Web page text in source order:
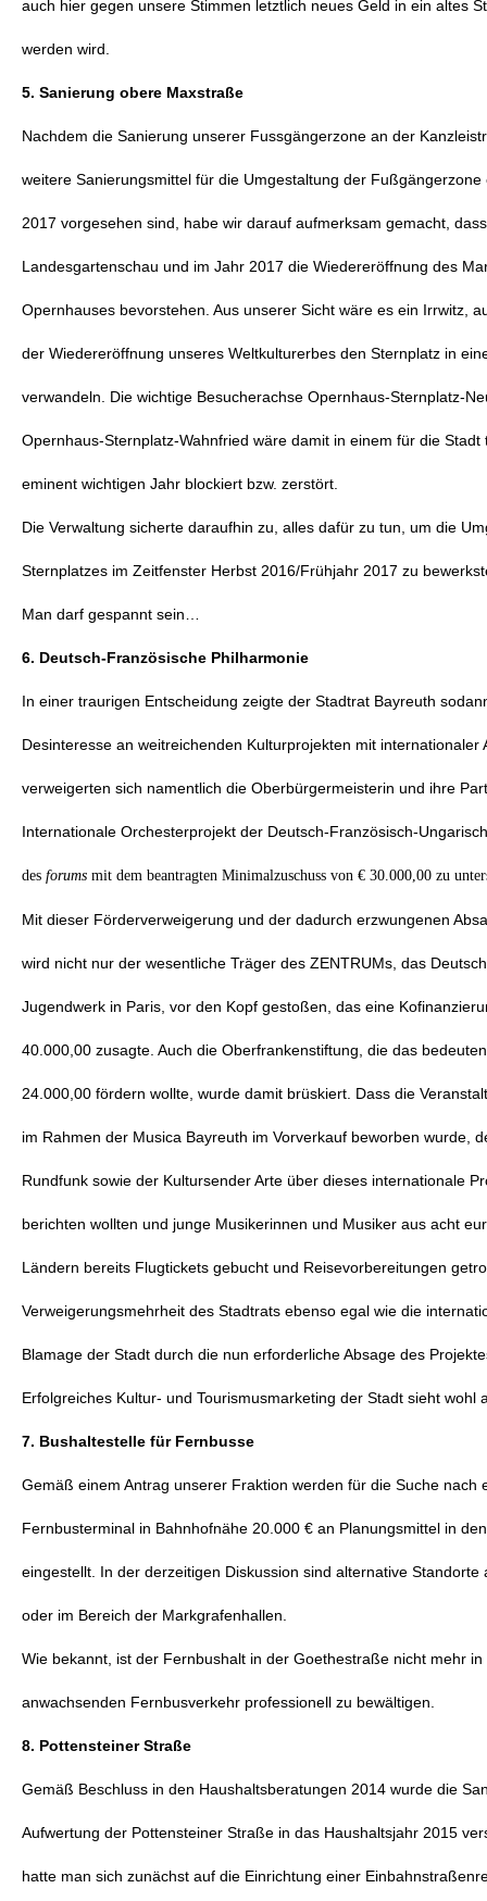
auch hier gegen unsere Stimmen letztlich neues Geld in ein altes
werden wird.
5. Sanierung obere Maxstraße
Nachdem die Sanierung unserer Fussgängerzone an der
weitere Sanierungsmittel für die Umgestaltung der
2017 vorgesehen sind, habe wir darauf aufmerksam gemacht,
Landesgartenschau und im Jahr 2017 die Wiedereröffnung des
Opernhauses bevorstehen. Aus unserer Sicht wäre es ein Irrwitz,
der Wiedereröffnung unseres Weltkulturerbes den Sternplatz in
verwandeln. Die wichtige Besucherachse Opernhaus-Sternplatz-
Opernhaus-Sternplatz-Wahnfried wäre damit in einem für die Stadt
eminent wichtigen Jahr blockiert bzw. zerstört.
Die Verwaltung sicherte daraufhin zu, alles dafür zu tun, um die
Sternplatzes im Zeitfenster Herbst 2016/Frühjahr 2017 zu
Man darf gespannt sein…
6. Deutsch-Französische Philharmonie
In einer traurigen Entscheidung zeigte der Stadtrat Bayreuth
Desinteresse an weitreichenden Kulturprojekten mit internationaler
verweigerten sich namentlich die Oberbürgermeisterin und ihre
Internationale Orchesterprojekt der Deutsch-Französisch-
des forums mit dem beantragten Minimalzuschuss von € 30.000,00 zu
Mit dieser Förderverweigerung und der dadurch erzwungenen
wird nicht nur der wesentliche Träger des ZENTRUMs, das
Jugendwerk in Paris, vor den Kopf gestoßen, das eine
40.000,00 zusagte. Auch die Oberfrankenstiftung, die das
24.000,00 fördern wollte, wurde damit brüskiert. Dass die
im Rahmen der Musica Bayreuth im Vorverkauf beworben wurde,
Rundfunk sowie der Kultursender Arte über dieses internationale
berichten wollten und junge Musikerinnen und Musiker aus acht
Ländern bereits Flugtickets gebucht und Reisevorbereitungen
Verweigerungsmehrheit des Stadtrats ebenso egal wie die
Blamage der Stadt durch die nun erforderliche Absage des
Erfolgreiches Kultur- und Tourismusmarketing der Stadt sieht
7. Bushaltestelle für Fernbusse
Gemäß einem Antrag unserer Fraktion werden für die Suche nach
Fernbusterminal in Bahnhofnähe 20.000 € an Planungsmittel in
eingestellt. In der derzeitigen Diskussion sind alternative Standorte
oder im Bereich der Markgrafenhallen.
Wie bekannt, ist der Fernbushalt in der Goethestraße nicht mehr
anwachsenden Fernbusverkehr professionell zu bewältigen.
8. Pottensteiner Straße
Gemäß Beschluss in den Haushaltsberatungen 2014 wurde die
Aufwertung der Pottensteiner Straße in das Haushaltsjahr 2015
hatte man sich zunächst auf die Einrichtung einer